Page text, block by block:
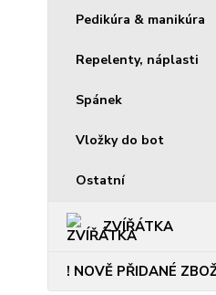
Pedikúra & manikúra
Repelenty, náplasti
Spánek
Vložky do bot
Ostatní
ZVÍŘÁTKA
! NOVĚ PŘIDANÉ